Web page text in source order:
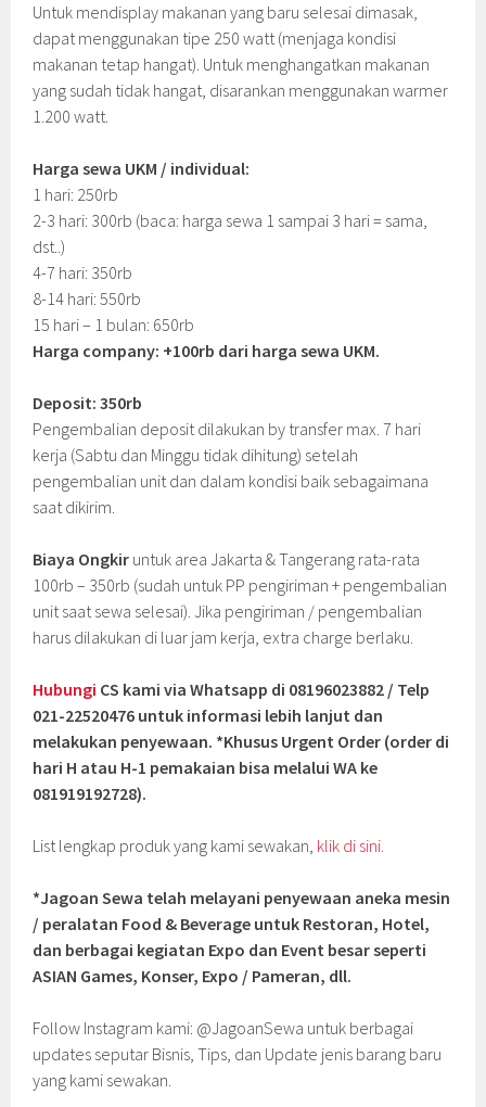
Untuk mendisplay makanan yang baru selesai dimasak,
dapat menggunakan tipe 250 watt (menjaga kondisi
makanan tetap hangat). Untuk menghangatkan makanan
yang sudah tidak hangat, disarankan menggunakan warmer
1.200 watt.
Harga sewa UKM / individual:
1 hari: 250rb
2-3 hari: 300rb (baca: harga sewa 1 sampai 3 hari = sama,
dst..)
4-7 hari: 350rb
8-14 hari: 550rb
15 hari – 1 bulan: 650rb
Harga company: +100rb dari harga sewa UKM.
Deposit: 350rb
Pengembalian deposit dilakukan by transfer max. 7 hari
kerja (Sabtu dan Minggu tidak dihitung) setelah
pengembalian unit dan dalam kondisi baik sebagaimana
saat dikirim.
Biaya Ongkir untuk area Jakarta & Tangerang rata-rata
100rb – 350rb (sudah untuk PP pengiriman + pengembalian
unit saat sewa selesai). Jika pengiriman / pengembalian
harus dilakukan di luar jam kerja, extra charge berlaku.
Hubungi CS kami via Whatsapp di 08196023882 / Telp
021-22520476 untuk informasi lebih lanjut dan
melakukan penyewaan. *Khusus Urgent Order (order di
hari H atau H-1 pemakaian bisa melalui WA ke
081919192728).
List lengkap produk yang kami sewakan, klik di sini.
*Jagoan Sewa telah melayani penyewaan aneka mesin
/ peralatan Food & Beverage untuk Restoran, Hotel,
dan berbagai kegiatan Expo dan Event besar seperti
ASIAN Games, Konser, Expo / Pameran, dll.
Follow Instagram kami: @JagoanSewa untuk berbagai
updates seputar Bisnis, Tips, dan Update jenis barang baru
yang kami sewakan.